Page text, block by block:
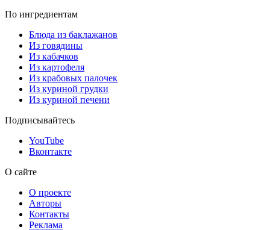
По ингредиентам
Блюда из баклажанов
Из говядины
Из кабачков
Из картофеля
Из крабовых палочек
Из куриной грудки
Из куриной печени
Подписывайтесь
YouTube
Вконтакте
О сайте
О проекте
Авторы
Контакты
Реклама